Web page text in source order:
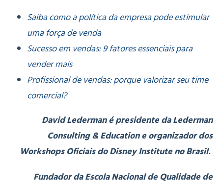
Saiba como a política da empresa pode estimular
uma força de venda
Sucesso em vendas: 9 fatores essenciais para
vender mais
Profissional de vendas: porque valorizar seu time
comercial?
David Lederman é presidente da Lederman
Consulting & Education e organizador dos
Workshops Oficiais do Disney Institute no Brasil.
Fundador da Escola Nacional de Qualidade de